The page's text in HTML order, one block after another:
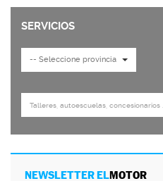
NEWSLETTER ELMOTOR